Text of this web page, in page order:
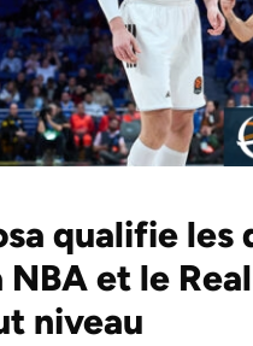
qualifie les
et le
niveau